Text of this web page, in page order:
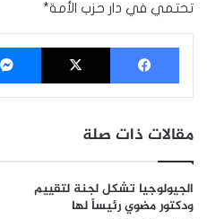
تحتمي في دار حزب الأمة*
فيسبوك ‫X
مقالات ذات صلة
الجيولوجيا تشكل لجنة لتقييم
ودكتور مضوي رئيساً لها